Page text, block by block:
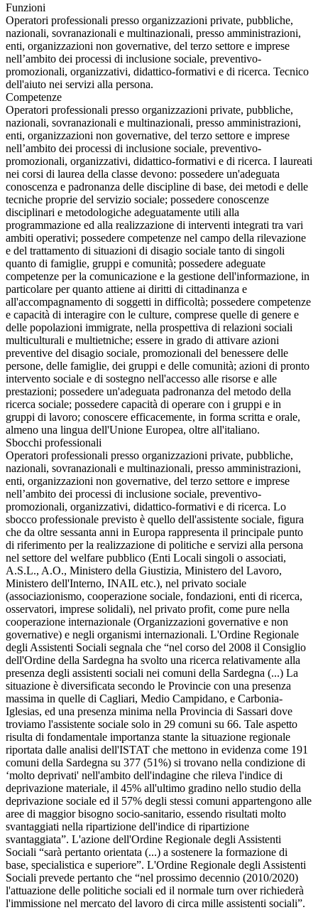
Funzioni
Operatori professionali presso organizzazioni private, pubbliche,
nazionali, sovranazionali e multinazionali, presso amministrazioni,
enti, organizzazioni non governative, del terzo settore e imprese
nell’ambito dei processi di inclusione sociale, preventivo-
promozionali, organizzativi, didattico-formativi e di ricerca. Tecnico
dell'aiuto nei servizi alla persona.
Competenze
Operatori professionali presso organizzazioni private, pubbliche,
nazionali, sovranazionali e multinazionali, presso amministrazioni,
enti, organizzazioni non governative, del terzo settore e imprese
nell’ambito dei processi di inclusione sociale, preventivo-
promozionali, organizzativi, didattico-formativi e di ricerca. I laureati
nei corsi di laurea della classe devono: possedere un'adeguata
conoscenza e padronanza delle discipline di base, dei metodi e delle
tecniche proprie del servizio sociale; possedere conoscenze
disciplinari e metodologiche adeguatamente utili alla
programmazione ed alla realizzazione di interventi integrati tra vari
ambiti operativi; possedere competenze nel campo della rilevazione
e del trattamento di situazioni di disagio sociale tanto di singoli
quanto di famiglie, gruppi e comunità; possedere adeguate
competenze per la comunicazione e la gestione dell'informazione, in
particolare per quanto attiene ai diritti di cittadinanza e
all'accompagnamento di soggetti in difficoltà; possedere competenze
e capacità di interagire con le culture, comprese quelle di genere e
delle popolazioni immigrate, nella prospettiva di relazioni sociali
multiculturali e multietniche; essere in grado di attivare azioni
preventive del disagio sociale, promozionali del benessere delle
persone, delle famiglie, dei gruppi e delle comunità; azioni di pronto
intervento sociale e di sostegno nell'accesso alle risorse e alle
prestazioni; possedere un'adeguata padronanza del metodo della
ricerca sociale; possedere capacità di operare con i gruppi e in
gruppi di lavoro; conoscere efficacemente, in forma scritta e orale,
almeno una lingua dell'Unione Europea, oltre all'italiano.
Sbocchi professionali
Operatori professionali presso organizzazioni private, pubbliche,
nazionali, sovranazionali e multinazionali, presso amministrazioni,
enti, organizzazioni non governative, del terzo settore e imprese
nell’ambito dei processi di inclusione sociale, preventivo-
promozionali, organizzativi, didattico-formativi e di ricerca. Lo
sbocco professionale previsto è quello dell'assistente sociale, figura
che da oltre sessanta anni in Europa rappresenta il principale punto
di riferimento per la realizzazione di politiche e servizi alla persona
nel settore del welfare pubblico (Enti Locali singoli o associati,
A.S.L., A.O., Ministero della Giustizia, Ministero del Lavoro,
Ministero dell'Interno, INAIL etc.), nel privato sociale
(associazionismo, cooperazione sociale, fondazioni, enti di ricerca,
osservatori, imprese solidali), nel privato profit, come pure nella
cooperazione internazionale (Organizzazioni governative e non
governative) e negli organismi internazionali. L'Ordine Regionale
degli Assistenti Sociali segnala che “nel corso del 2008 il Consiglio
dell'Ordine della Sardegna ha svolto una ricerca relativamente alla
presenza degli assistenti sociali nei comuni della Sardegna (...) La
situazione è diversificata secondo le Provincie con una presenza
massima in quelle di Cagliari, Medio Campidano, e Carbonia-
Iglesias, ed una presenza minima nella Provincia di Sassari dove
troviamo l'assistente sociale solo in 29 comuni su 66. Tale aspetto
risulta di fondamentale importanza stante la situazione regionale
riportata dalle analisi dell'ISTAT che mettono in evidenza come 191
comuni della Sardegna su 377 (51%) si trovano nella condizione di
‘molto deprivati' nell'ambito dell'indagine che rileva l'indice di
deprivazione materiale, il 45% all'ultimo gradino nello studio della
deprivazione sociale ed il 57% degli stessi comuni appartengono alle
aree di maggior bisogno socio-sanitario, essendo risultati molto
svantaggiati nella ripartizione dell'indice di ripartizione
svantaggiata”. L'azione dell'Ordine Regionale degli Assistenti
Sociali “sarà pertanto orientata (...) a sostenere la formazione di
base, specialistica e superiore”. L'Ordine Regionale degli Assistenti
Sociali prevede pertanto che “nel prossimo decennio (2010/2020)
l'attuazione delle politiche sociali ed il normale turn over richiederà
l'immissione nel mercato del lavoro di circa mille assistenti sociali”.